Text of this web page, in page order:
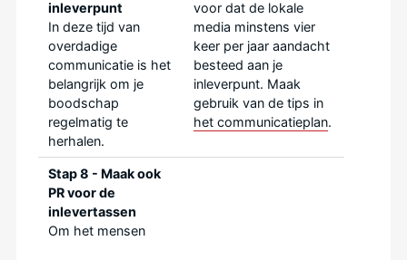
inleverpunt
In deze tijd van
overdadige
communicatie is het
belangrijk om je
boodschap
regelmatig te
herhalen.
voor dat de lokale
media minstens vier
keer per jaar aandacht
besteed aan je
inleverpunt. Maak
gebruik van de tips in
het communicatieplan.
Stap 8 - Maak ook
PR voor de
inlevertassen
Om het mensen